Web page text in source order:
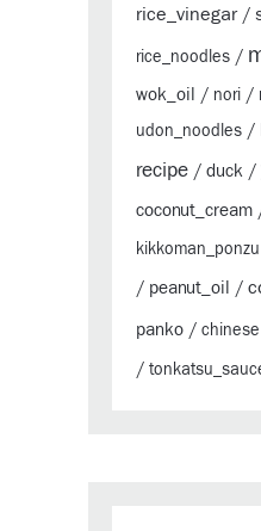
rice_vinegar/
rice_noodles /
wok_oil / nori /
udon_noodles /
recipe / duck /
coconut_cream
kikkoman_ponzu
/ peanut_oil /
panko / chinese
/